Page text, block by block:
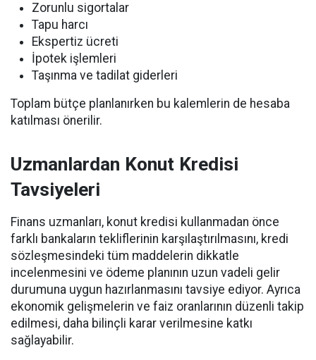
Zorunlu sigortalar
Tapu harcı
Ekspertiz ücreti
İpotek işlemleri
Taşınma ve tadilat giderleri
Toplam bütçe planlanırken bu kalemlerin de hesaba
katılması önerilir.
Uzmanlardan Konut Kredisi
Tavsiyeleri
Finans uzmanları, konut kredisi kullanmadan önce
farklı bankaların tekliflerinin karşılaştırılmasını, kredi
sözleşmesindeki tüm maddelerin dikkatle
incelenmesini ve ödeme planının uzun vadeli gelir
durumuna uygun hazırlanmasını tavsiye ediyor. Ayrıca
ekonomik gelişmelerin ve faiz oranlarının düzenli takip
edilmesi, daha bilinçli karar verilmesine katkı
sağlayabilir.